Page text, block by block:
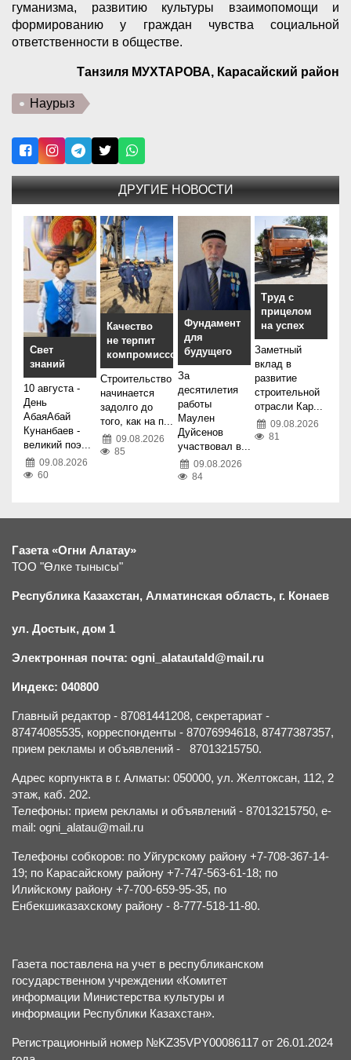
гуманизма, развитию культуры взаимопомощи и
формированию у граждан чувства социальной
ответственности в обществе.
Танзиля МУХТАРОВА, Карасайский район
Наурыз
ДРУГИЕ НОВОСТИ
Свет
знаний
10 августа -
День
АбаяАбай
Кунанбаев -
великий поэ...
09.08.2026
60
Качество
не терпит
компромиссов
Строительство
начинается
задолго до
того, как на п...
09.08.2026
85
Фундамент
для
будущего
За
десятилетия
работы
Маулен
Дуйсенов
участвовал в...
09.08.2026
84
Труд с
прицелом
на успех
Заметный
вклад в
развитие
строительной
отрасли Кар...
09.08.2026
81
Газета «Огни Алатау»
ТОО "Өлке тынысы"
Республика Казахстан, Алматинская область, г. Конаев
ул. Достык, дом 1
Электронная почта: ogni_alatautald@mail.ru
Индекс: 040800
Главный редактор - 87081441208, секретариат -
87474085535, корреспонденты - 87076994618, 87477387357,
прием рекламы и объявлений - 87013215750.
Адрес корпункта в г. Алматы: 050000, ул. Желтоксан, 112, 2
этаж, каб. 202.
Телефоны: прием рекламы и объявлений - 87013215750, e-
mail: ogni_alatau@mail.ru
Телефоны собкоров: по Уйгурскому району +7-708-367-14-
19; по Карасайскому району +7-747-563-61-18; по
Илийскому району +7-700-659-95-35, по
Енбекшиказахскому району - 8-777-518-11-80.
Газета поставлена на учет в республиканском
государственном учреждении «Комитет
информации Министерства культуры и
информации Республики Казахстан».
Регистрационный номер №KZ35VPY00086117 от 26.01.2024